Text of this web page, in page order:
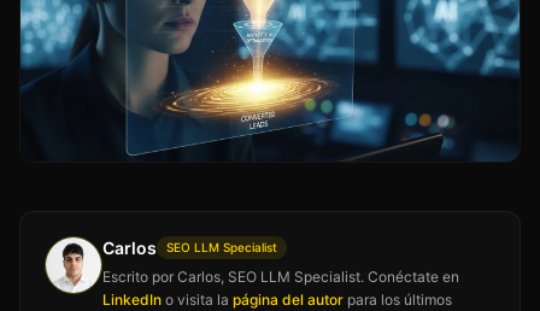
Carlos SEO LLM Specialist
Escrito por Carlos, SEO LLM Specialist. Conéctate en
LinkedIn o visita la página del autor para los últimos